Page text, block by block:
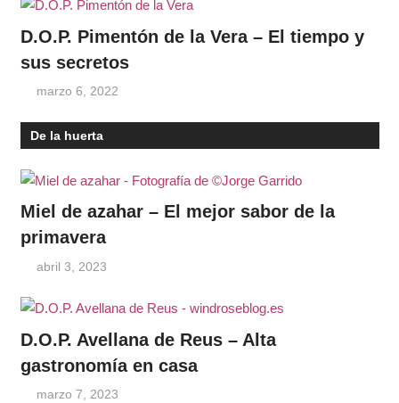
D.O.P. Pimentón de la Vera – El tiempo y
sus secretos
marzo 6, 2022
De la huerta
Miel de azahar – El mejor sabor de la
primavera
abril 3, 2023
D.O.P. Avellana de Reus – Alta
gastronomía en casa
marzo 7, 2023